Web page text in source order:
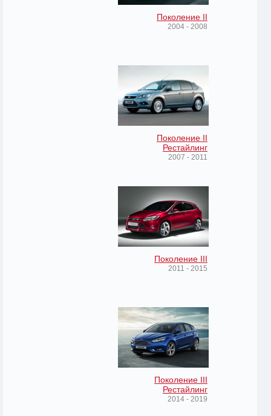
Поколение II
2004 - 2008
Поколение II
Рестайлинг
2007 - 2011
Поколение III
2011 - 2015
Поколение III
Рестайлинг
2014 - 2019